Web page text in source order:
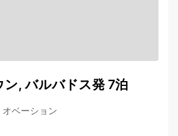
ン, バルバドス発 7泊
ベーション